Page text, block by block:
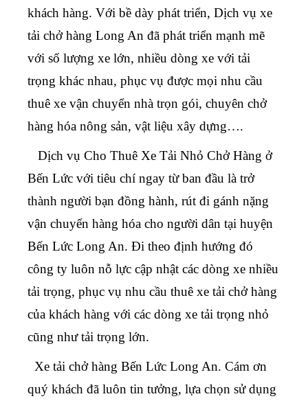
khách hàng. Với bề dày phát triển, Dịch vụ xe
tải chở hàng Long An đã phát triển mạnh mẽ
với số lượng xe lớn, nhiều dòng xe với tải
trọng khác nhau, phục vụ được mọi nhu cầu
thuê xe vận chuyển nhà trọn gói, chuyên chở
hàng hóa nông sản, vật liệu xây dựng….
Dịch vụ Cho Thuê Xe Tải Nhỏ Chở Hàng ở
Bến Lức với tiêu chí ngay từ ban đầu là trở
thành người bạn đồng hành, rút đi gánh nặng
vận chuyển hàng hóa cho người dân tại huyện
Bến Lức Long An. Đi theo định hướng đó
công ty luôn nỗ lực cập nhật các dòng xe nhiều
tải trọng, phục vụ nhu cầu thuê xe tải chở hàng
của khách hàng với các dòng xe tải trọng nhỏ
cũng như tải trọng lớn.
Xe tải chở hàng Bến Lức Long An. Cám ơn
quý khách đã luôn tin tưởng, lựa chọn sử dụng